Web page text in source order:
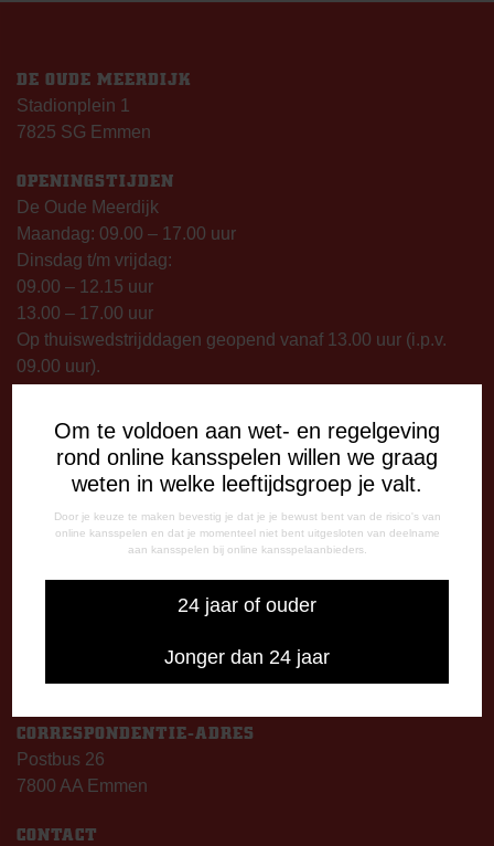
Om te voldoen aan wet- en regelgeving
rond online kansspelen willen we graag
weten in welke leeftijdsgroep je valt.
Door je keuze te maken bevestig je dat je je bewust bent van de risico's van
online kansspelen en dat je momenteel niet bent uitgesloten van deelname
aan kansspelen bij online kansspelaanbieders.
24 jaar of ouder
Jonger dan 24 jaar
DE OUDE MEERDIJK
Stadionplein 1
7825 SG Emmen
OPENINGSTIJDEN
De Oude Meerdijk
Maandag: 09.00 – 17.00 uur
Dinsdag t/m vrijdag:
09.00 – 12.15 uur
13.00 – 17.00 uur
Op thuiswedstrijddagen geopend vanaf 13.00 uur (i.p.v.
09.00 uur).
TELEFONISCHE BEREIKBAARHEID
Telefonisch bereikbaar op:
13:00 - 17:00 uur
13:00 - 17:00 uur
Op thuiswedstrijddagen bereikbaar vanaf 13:00 - 20:00 uur
CORRESPONDENTIE-ADRES
Postbus 26
7800 AA Emmen
CONTACT